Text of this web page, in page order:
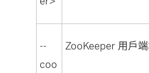
--
coo
ZooKeeper 用戶端